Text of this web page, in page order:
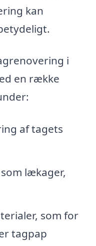
kan
i
en række
af tagets
lækager,
som for
tagpap